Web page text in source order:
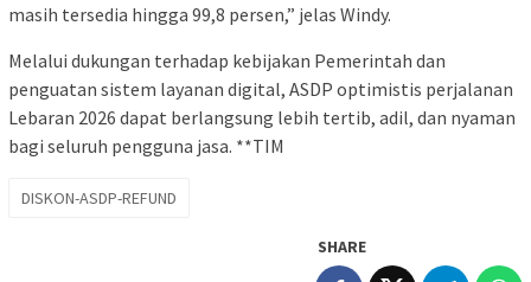
masih tersedia hingga 99,8 persen,” jelas Windy.
Melalui dukungan terhadap kebijakan Pemerintah dan
penguatan sistem layanan digital, ASDP optimistis perjalanan
Lebaran 2026 dapat berlangsung lebih tertib, adil, dan nyaman
bagi seluruh pengguna jasa. **TIM
DISKON-ASDP-REFUND
SHARE